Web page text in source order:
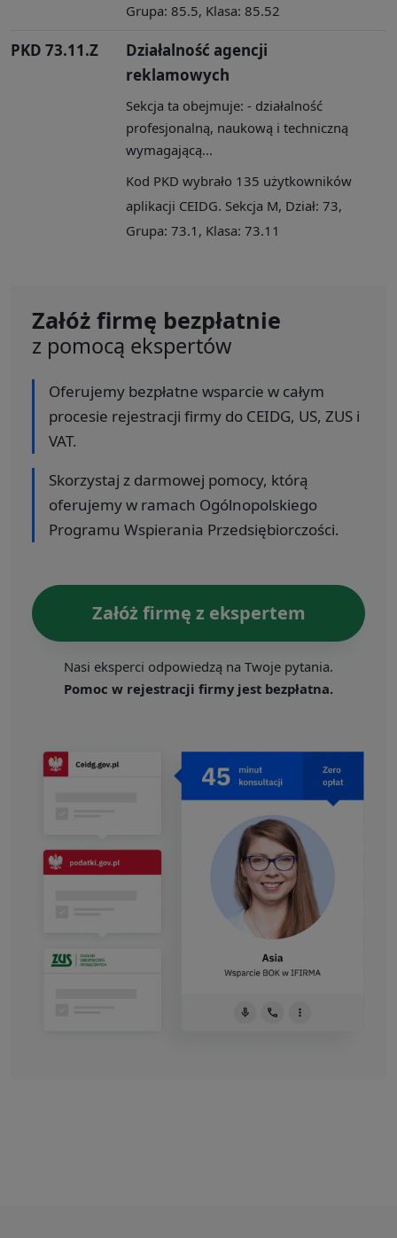
Grupa: 85.5, Klasa: 85.52
PKD 73.11.Z
Działalność agencji
reklamowych
Sekcja ta obejmuje: - działalność
profesjonalną, naukową i techniczną
wymagającą...
Kod PKD wybrało 135 użytkowników
aplikacji CEIDG. Sekcja M, Dział: 73,
Grupa: 73.1, Klasa: 73.11
Załóż firmę bezpłatnie
z pomocą ekspertów
Oferujemy bezpłatne wsparcie w całym
procesie rejestracji firmy do CEIDG, US, ZUS i
VAT.
Skorzystaj z darmowej pomocy, którą
oferujemy w ramach Ogólnopolskiego
Programu Wspierania Przedsiębiorczości.
Załóż firmę z ekspertem
Nasi eksperci odpowiedzą na Twoje pytania.
Pomoc w rejestracji firmy jest bezpłatna.